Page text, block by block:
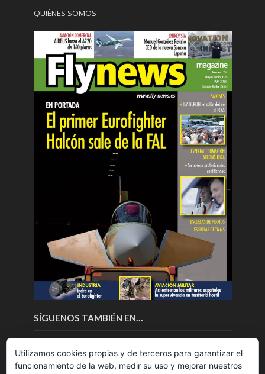
QUIÉNES SOMOS
SÍGUENOS TAMBIÉN EN…
Utilizamos cookies propias y de terceros para garantizar el
funcionamiento de la web, medir su uso y mejorar nuestros